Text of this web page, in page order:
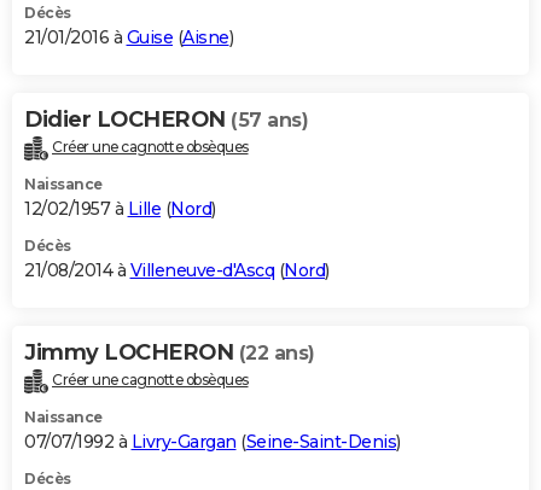
Décès
21/01/2016 à Guise (Aisne)
Didier LOCHERON (57 ans)
Créer une cagnotte obsèques
Naissance
12/02/1957 à Lille (Nord)
Décès
21/08/2014 à Villeneuve-d'Ascq (Nord)
Jimmy LOCHERON (22 ans)
Créer une cagnotte obsèques
Naissance
07/07/1992 à Livry-Gargan (Seine-Saint-Denis)
Décès